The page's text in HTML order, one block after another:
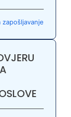
zapošljavanje